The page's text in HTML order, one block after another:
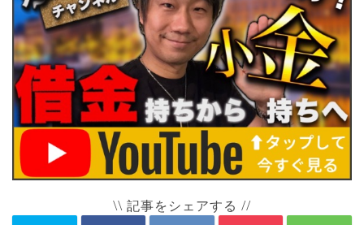
\\ 記事をシェアする //